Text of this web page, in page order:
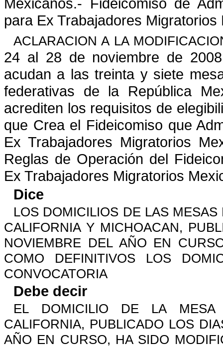
para Ex Trabajadores
ACLARACION A LA
24 al 28 de noviembre de
acudan a las treinta y siete
federativas de la República
acrediten los requisitos de
que Crea el Fideicomiso que
Ex Trabajadores Migratorios
Reglas de Operación del
Ex Trabajadores Migratorios
Dice
LOS DOMICILIOS DE LAS
CALIFORNIA Y MICHOACAN,
NOVIEMBRE DEL AÑO EN
COMO DEFINITIVOS LOS
CONVOCATORIA
Debe decir
EL DOMICILIO DE LA MESA
CALIFORNIA, PUBLICADO LOS
AÑO EN CURSO, HA SIDO